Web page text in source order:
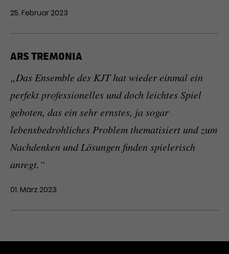
25. Februar 2023
ARS TREMONIA
„Das Ensemble des KJT hat wieder einmal ein
perfekt professionelles und doch leichtes Spiel
geboten, das ein sehr ernstes, ja sogar
lebensbedrohliches Problem thematisiert und zum
Nachdenken und Lösungen finden spielerisch
anregt.“
01. März 2023